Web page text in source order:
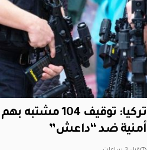
تركيا: توقيف 104
أمنية ضد “داعش”